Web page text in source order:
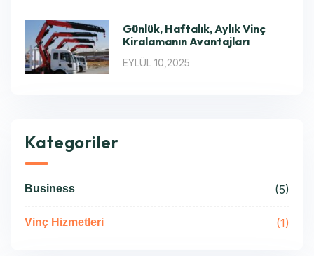
Günlük, Haftalık, Aylık Vinç
Kiralamanın Avantajları
EYLÜL 10,2025
Kategoriler
Business (5)
Vinç Hizmetleri (1)